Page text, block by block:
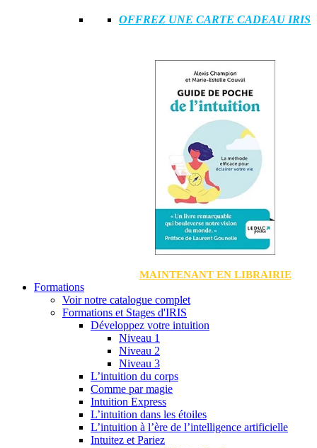
OFFREZ UNE CARTE CADEAU IRIS
MAINTENANT EN LIBRAIRIE
Formations
Voir notre catalogue complet
Formations et Stages d'IRIS
Développez votre intuition
Niveau 1
Niveau 2
Niveau 3
L’intuition du corps
Comme par magie
Intuition Express
L’intuition dans les étoiles
L’intuition à l’ère de l’intelligence artificielle
Intuitez et Pariez